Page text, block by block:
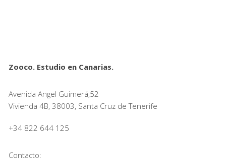
Zooco. Estudio en Canarias.
Avenida Angel Guimerá,52
Vivienda 4B, 38003, Santa Cruz de Tenerife
+34 822 644 125
Contacto: